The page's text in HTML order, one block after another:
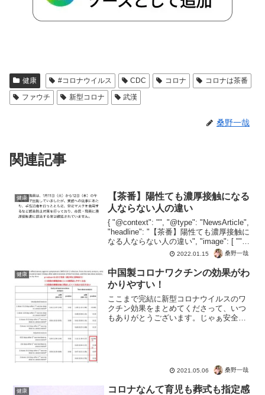
健康 #コロナウイルス CDC コロナ
コロナは茶番
ファウチ
新型コロナ 武漢
桑野一哉
関連記事
健康
【茶番】陽性ても濃厚接触になる
人ならない人の違い
{ "@context": "", "@type": "NewsArticle",
"headline": "【茶番】陽性ても濃厚接触に
なる人ならない人の違い", "image": [ "" ],
"datePublished": "202...2022.01.15 桑野一哉
健康
中国製コロナワクチンの効果がわ
かりやすい！
ここまで完結に新型コロナウイルスのワ
クチン効果をまとめてくださって、いつ
もありがとうございます。じゃぁ安全で
2021.05.06 桑野一哉
健康
コロナなんて育児も葬式も指定感